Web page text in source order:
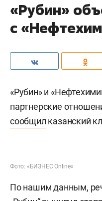
«Рубин»
с
«Рубин» и
партнерские
сообщил казанский
Фото: «БИЗНЕС Online»
По нашим данным,